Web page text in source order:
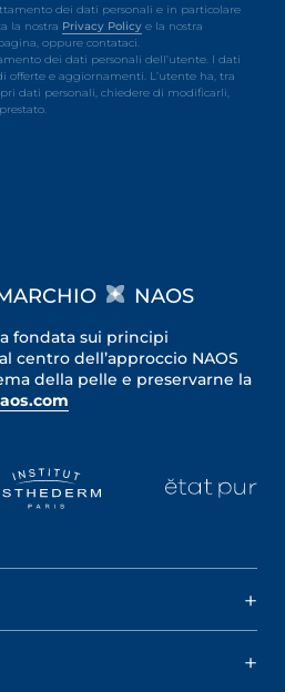
dei dati personali e in particolare
la nostra Privacy Policy e la nostra
oppure contataci.
dei dati personali dell’utente. I dati
offerte e aggiornamenti. L’utente ha, tra
dati personali, chiedere di modificarli,
NAOS
fondata sui principi
centro dell’approccio NAOS
della pelle e preservarne la